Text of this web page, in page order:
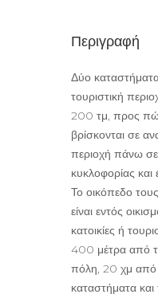
Περιγραφή
Δύο
τουριστική
200 τμ, προς
βρίσκονται σε
περιοχή πάνω σε
κυκλοφορίας
Το οικόπεδο
είναι εντός
κατοικίες ή
400 μέτρα από
πόλη, 20 χμ από
καταστήματα